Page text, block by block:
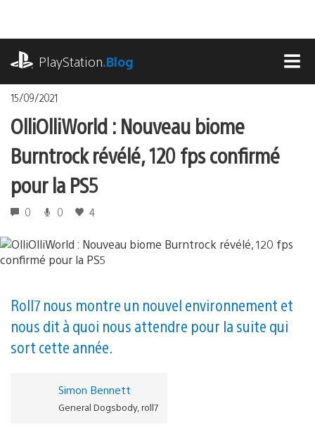
contenu
PlayStation.Blog
15/09/2021
OlliOlliWorld : Nouveau biome
Burntrock révélé, 120 fps confirmé
pour la PS5
0 0 4
Roll7 nous montre un nouvel environnement et
nous dit à quoi nous attendre pour la suite qui
sort cette année.
Simon Bennett
General Dogsbody, roll7